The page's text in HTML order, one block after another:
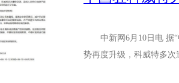
中新网6月10日电 据“
势再度升级，科威特多